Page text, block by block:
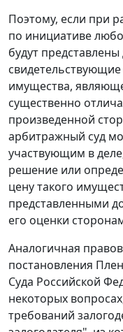
Поэтому, если при
по инициативе
будут представлены
имущества,
существенно
произведенной
арбитражный суд
участвующим в
решение или
цену такого
представленными
его оценки
Аналогичная
постановления
Суда Российской
некоторых
требований